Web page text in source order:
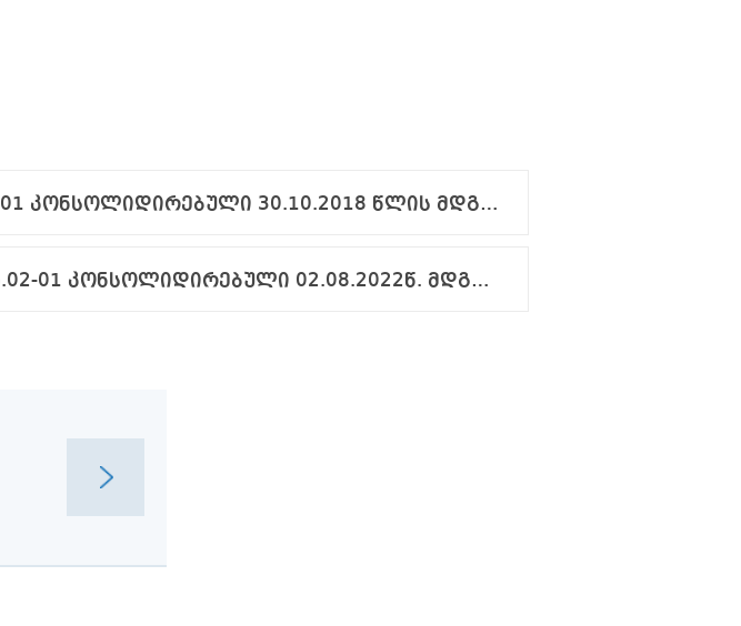
2. ტარიფები 02.10.2017 ბრძანება N153.02-01 კონსოლიდირებული 30.10.2018 წლის მდგომარეობით.pdf
1. შინაგანაწესი 27.09.2017 ბრძანება N216.02-01 კონსოლიდირებული 02.08.2022წ. მდგომარეობით.pdf